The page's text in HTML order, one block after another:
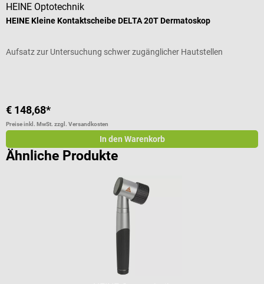
HEINE Optotechnik
HEINE Kleine Kontaktscheibe DELTA 20T Dermatoskop
Aufsatz zur Untersuchung schwer zugänglicher Hautstellen
€ 148,68*
Preise inkl. MwSt. zzgl. Versandkosten
In den Warenkorb
Ähnliche Produkte